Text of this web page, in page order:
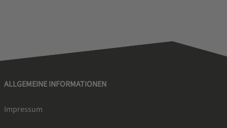
ALLGEMEINE INFORMATIONEN
Impressum